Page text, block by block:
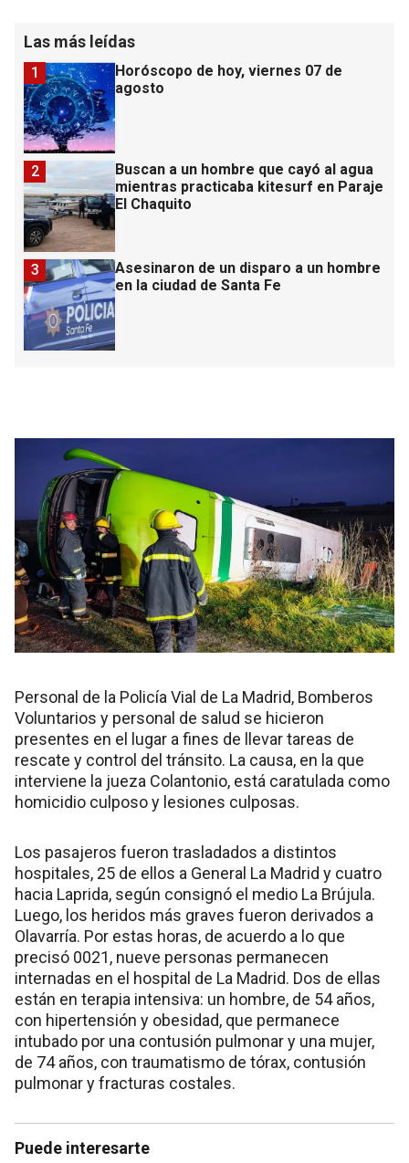
Las más leídas
Horóscopo de hoy, viernes 07 de
agosto
1
Buscan a un hombre que cayó al agua
mientras practicaba kitesurf en Paraje
El Chaquito
2
Asesinaron de un disparo a un hombre
en la ciudad de Santa Fe
3
Personal de la Policía Vial de La Madrid, Bomberos
Voluntarios y personal de salud se hicieron
presentes en el lugar a fines de llevar tareas de
rescate y control del tránsito. La causa, en la que
interviene la jueza Colantonio, está caratulada como
homicidio culposo y lesiones culposas.
Los pasajeros fueron trasladados a distintos
hospitales, 25 de ellos a General La Madrid y cuatro
hacia Laprida, según consignó el medio La Brújula.
Luego, los heridos más graves fueron derivados a
Olavarría. Por estas horas, de acuerdo a lo que
precisó 0021, nueve personas permanecen
internadas en el hospital de La Madrid. Dos de ellas
están en terapia intensiva: un hombre, de 54 años,
con hipertensión y obesidad, que permanece
intubado por una contusión pulmonar y una mujer,
de 74 años, con traumatismo de tórax, contusión
pulmonar y fracturas costales.
Puede interesarte